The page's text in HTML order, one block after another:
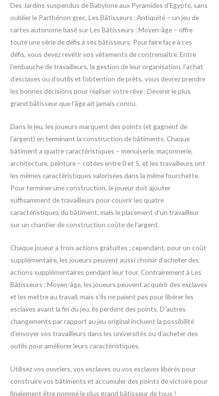
Des Jardins suspendus de Babylone aux Pyramides d’Egypte, sans
oublier le Parthénon grec, Les Bâtisseurs : Antiquité – un jeu de
cartes autonome basé sur Les Bâtisseurs : Moyen-âge – offre
toute une série de défis à ses bâtisseurs. Pour faire face à ces
défis, vous devez revêtir vos vêtements de contremaître. Entre
l’embauche de travailleurs, la gestion de leur organisation, l’achat
d’esclaves ou d’outils et l’obtention de prêts, vous devrez prendre
les bonnes décisions pour réaliser votre rêve : Devenir le plus
grand bâtisseur que l’âge ait jamais connu.
Dans le jeu, les joueurs marquent des points (et gagnent de
l’argent) en terminant la construction de bâtiments. Chaque
bâtiment a quatre caractéristiques – menuiserie, maçonnerie,
architecture, peinture – cotées entre 0 et 5, et les travailleurs ont
les mêmes caractéristiques valorisées dans la même fourchette.
Pour terminer une construction, le joueur doit ajouter
suffisamment de travailleurs pour couvrir les quatre
caractéristiques du bâtiment, mais le placement d’un travailleur
sur un chantier de construction coûte de l’argent.
Chaque joueur a trois actions gratuites ; cependant, pour un coût
supplémentaire, les joueurs peuvent aussi choisir d’acheter des
actions supplémentaires pendant leur tour. Contrairement à Les
Bâtisseurs : Moyen-âge, les joueurs peuvent acquérir des esclaves
et les mettre au travail, mais s’ils ne paient pas pour libérer les
esclaves avant la fin du jeu, ils perdent des points. D’autres
changements par rapport au jeu original incluent la possibilité
d’envoyer vos travailleurs dans les universités ou d’acheter des
outils pour améliorer leurs caractéristiques.
Utilisez vos ouvriers, vos esclaves ou vos esclaves libérés pour
construire vos bâtiments et accumuler des points de victoire pour
finalement être nommé le plus grand bâtisseur de tous !